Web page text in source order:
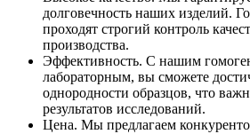
долговечность наших изделий.
проходят строгий контроль
производства.
Эффективность. С нашим
лабораторным, вы сможете
однородности образцов, что
результатов исследований.
Цена. Мы предлагаем